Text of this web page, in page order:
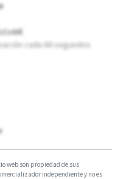
cada 60 segundos
web son propiedad de sus
independiente y no es